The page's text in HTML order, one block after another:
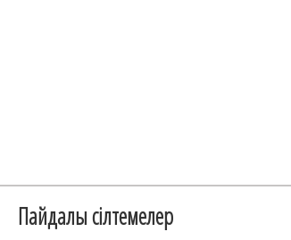
Пайдалы сілтемелер